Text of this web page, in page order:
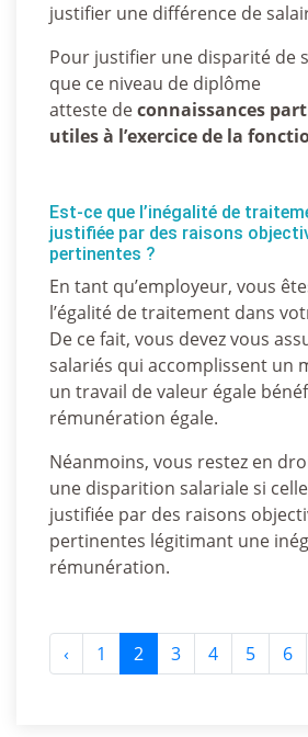
justifier une différence de
Pour justifier une disparité de
que ce niveau de diplôme
atteste deconnaissances
utilesà l’exercice de la
Est-ce que l’inégalité de
justifiée par des raisons
pertinentes ?
En tant qu’employeur, vous
l’égalité de traitement dans
De ce fait, vous devez vous
salariés qui accomplissent un
un travail de valeur égale
rémunération égale.
Néanmoins, vous restez en
une disparition salariale si
justifiée par des raisons
pertinentes légitimant une
rémunération.
‹ 1 2 3 4 5 6